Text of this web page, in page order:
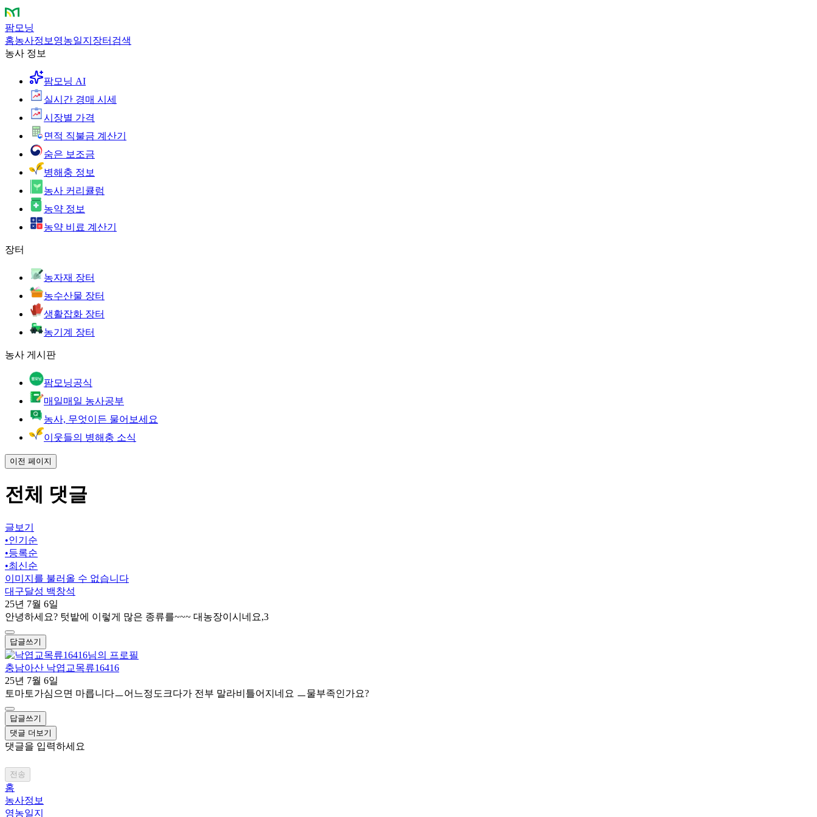
팜모닝
홈농사정보 영농일지 장터 검색
농사 정보
팜모닝 AI
실시간 경매 시세
시장별 가격
면적 직불금 계산기
숨은 보조금
병해충 정보
농사 커리큘럼
농약 정보
농약 비료 계산기
장터
농자재 장터
농수산물 장터
생활잡화 장터
농기계 장터
농사 게시판
팜모닝공식
매일매일 농사공부
농사, 무엇이든 물어보세요
이웃들의 병해충 소식
이전 페이지
전체 댓글
글보기
•인기순
•등록순
•최신순
이미지를 불러올 수 없습니다
대구달성 백창석
25년 7월 6일
안녕하세요? 텃밭에 이렇게 많은 종류를~~~ 대농장이시네요,3
답글쓰기
충남아산 낙엽교목류16416
25년 7월 6일
토마토가심으면 마릅니다ㅡ어느정도크다가 전부 말라비틀어지네요 ㅡ물부족인가요?
답글쓰기
댓글 더보기
댓글을 입력하세요
전송
홈
농사정보
영농일지